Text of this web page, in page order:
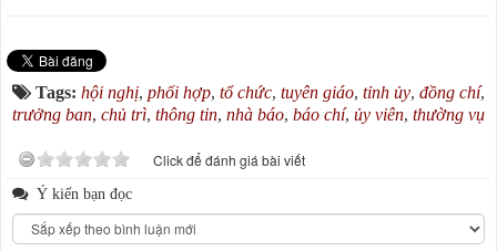
Tags: hội nghị, phối hợp, tổ chức, tuyên giáo, tỉnh ủy, đồng chí,
trưởng ban, chủ trì, thông tin, nhà báo, báo chí, ủy viên, thường vụ
Click để đánh giá bài viết
Ý kiến bạn đọc